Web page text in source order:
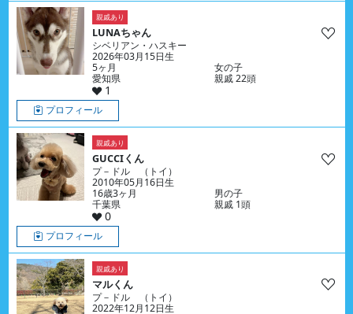
親戚あり
LUNAちゃん
シベリアン・ハスキー
2026年03月15日生
5ヶ月
女の子
愛知県
親戚 22頭
1
プロフィール
親戚あり
GUCCIくん
プ－ドル （トイ）
2010年05月16日生
16歳3ヶ月
男の子
千葉県
親戚 1頭
0
プロフィール
親戚あり
マルくん
プ－ドル （トイ）
2022年12月12日生